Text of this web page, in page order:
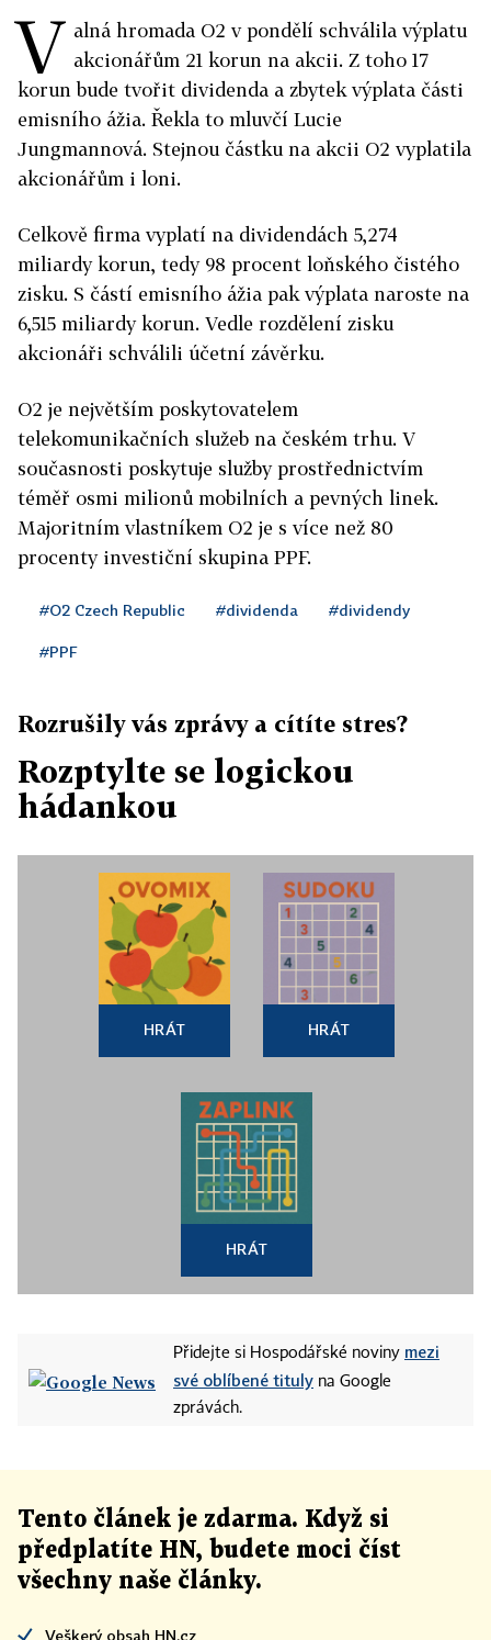
V alná hromada O2 v pondělí schválila výplatu
akcionářům 21 korun na akcii. Z toho 17
korun bude tvořit dividenda a zbytek výplata části
emisního ážia. Řekla to mluvčí Lucie
Jungmannová. Stejnou částku na akcii O2 vyplatila
akcionářům i loni.
Celkově firma vyplatí na dividendách 5,274
miliardy korun, tedy 98 procent loňského čistého
zisku. S částí emisního ážia pak výplata naroste na
6,515 miliardy korun. Vedle rozdělení zisku
akcionáři schválili účetní závěrku.
O2 je největším poskytovatelem
telekomunikačních služeb na českém trhu. V
současnosti poskytuje služby prostřednictvím
téměř osmi milionů mobilních a pevných linek.
Majoritním vlastníkem O2 je s více než 80
procenty investiční skupina PPF.
#O2 Czech Republic #dividenda #dividendy
#PPF
Rozrušily vás zprávy a cítíte stres?
Rozptylte se logickou
hádankou
HRÁT HRÁT
HRÁT
Přidejte si Hospodářské noviny mezi
své oblíbené tituly na Google
zprávách.
Tento článek je zdarma. Když si
předplatíte HN, budete moci číst
všechny naše články.
Veškerý obsah HN.cz